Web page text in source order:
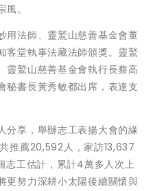
。
用法師、靈鷲山慈善基金會董
客堂執事法藏法師頒獎。靈鷲
靈鷲山慈善基金會執行長蔡高
秘書長黃秀敏都出席，表達支
分享，舉辦志工表揚大會的緣
推薦20,592人，家訪13,637
志工估計，累計4萬多人次上
更努力深耕小太陽後續關懷與